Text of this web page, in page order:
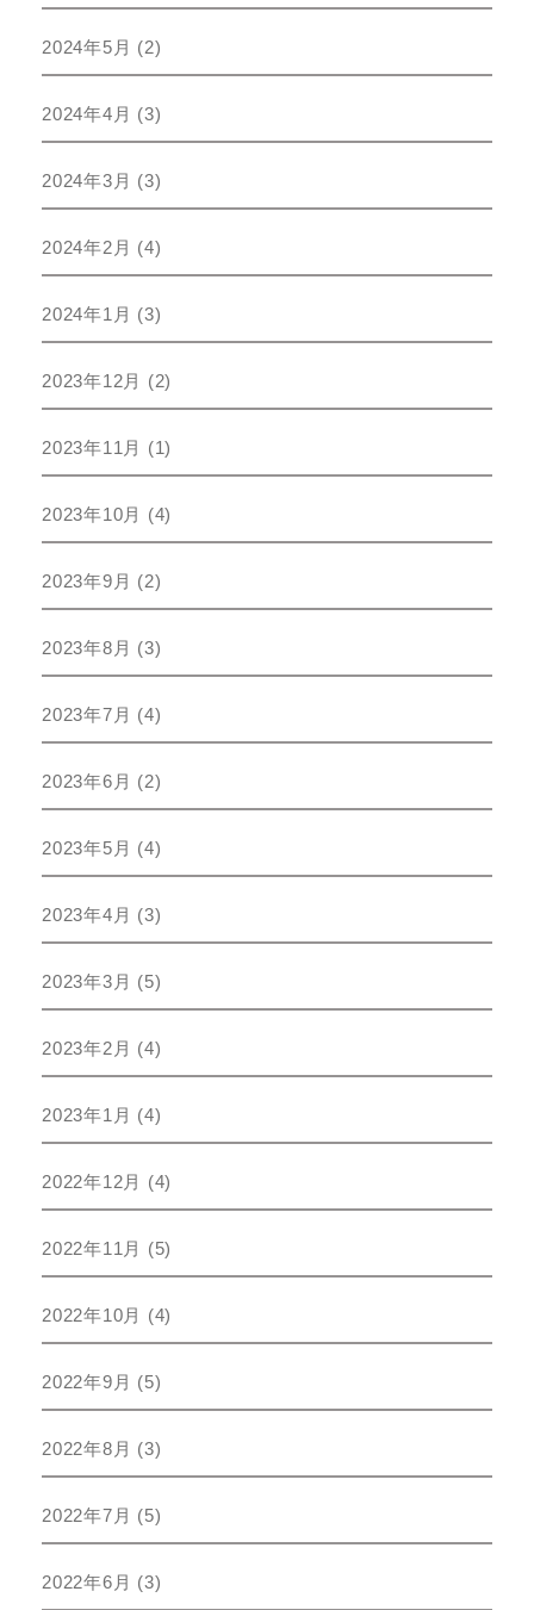
2024年5月 (2)
2024年4月 (3)
2024年3月 (3)
2024年2月 (4)
2024年1月 (3)
2023年12月 (2)
2023年11月 (1)
2023年10月 (4)
2023年9月 (2)
2023年8月 (3)
2023年7月 (4)
2023年6月 (2)
2023年5月 (4)
2023年4月 (3)
2023年3月 (5)
2023年2月 (4)
2023年1月 (4)
2022年12月 (4)
2022年11月 (5)
2022年10月 (4)
2022年9月 (5)
2022年8月 (3)
2022年7月 (5)
2022年6月 (3)